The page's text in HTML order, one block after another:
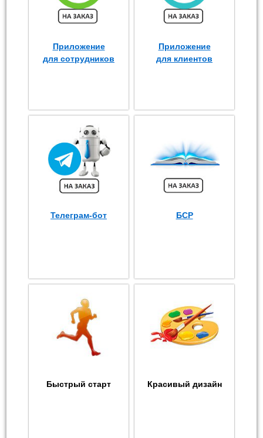
Приложение
для сотрудников
Приложение
для клиентов
Телеграм-бот БСР
Быстрый старт Красивый дизайн